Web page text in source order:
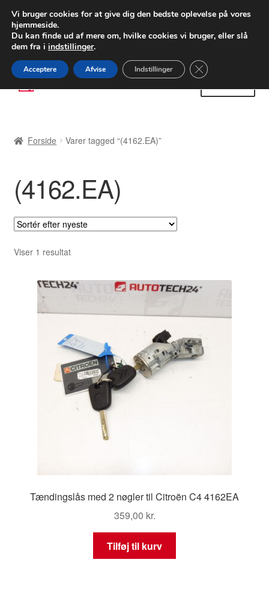
LEVERING fra 55 kr.
FEDEX verdensomspændende forsendelse
80 82 72 02
Spring
til
Spring
til
Betalinger
Kasse
Klage
Klageprocedure
Kontakte
Min Konto
Forside Varer tagged “(4162.EA)”
(4162.EA)
Viser 1 resultat
Tændingslås med 2 nøgler til Citroën C4 4162EA
359,00 kr.
Tilføj til kurv
Vi bruger cookies for at give dig den bedste oplevelse på vores
hjemmeside.
Du kan finde ud af mere om, hvilke cookies vi bruger, eller slå
dem fra i indstillinger.
Acceptere Afvise Indstillinger Close GDPR